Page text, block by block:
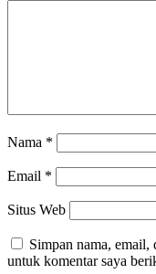
Nama *
Email *
Situs Web
Simpan nama, email,
untuk komentar saya